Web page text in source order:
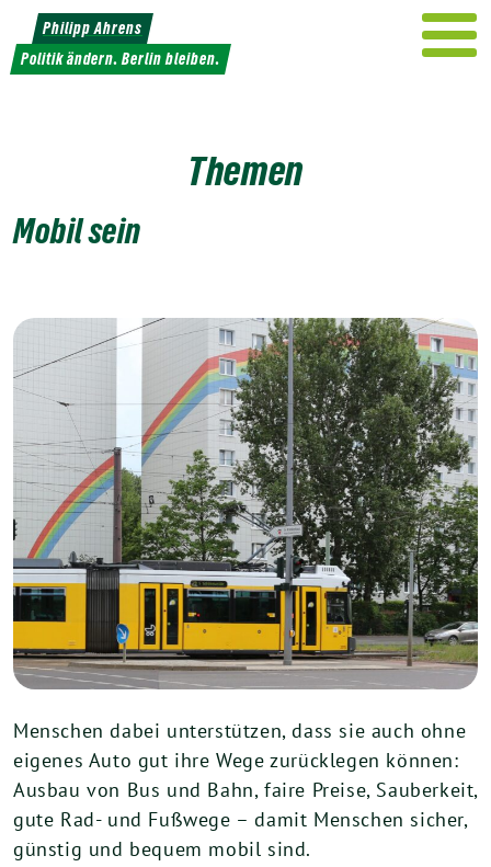
Weiter
zum
Inhalt
Philipp Ahrens
Politik ändern. Berlin bleiben.
Themen
Mobil sein
Menschen dabei unterstützen, dass sie auch ohne
eigenes Auto gut ihre Wege zurücklegen können:
Ausbau von Bus und Bahn, faire Preise, Sauberkeit,
gute Rad- und Fußwege – damit Menschen sicher,
günstig und bequem mobil sind.